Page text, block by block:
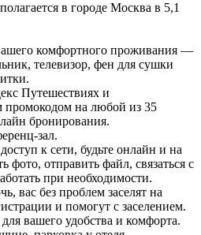
в городе Москва в 5,1
комфортного проживания —
телевизор, фен для сушки
Путешествиях и
промокодом на любой из 35
бронирования.
зал.
к сети, будьте онлайн и на
фото, отправить файл, связаться с
при необходимости.
вас без проблем заселят на
и помогут с заселением.
вашего удобства и комфорта.